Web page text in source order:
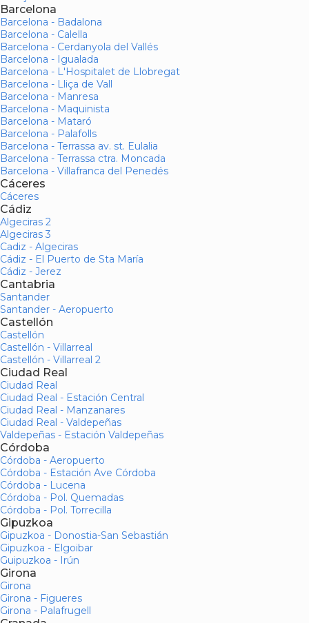
Barcelona
Barcelona - Badalona
Barcelona - Calella
Barcelona - Cerdanyola del Vallés
Barcelona - Igualada
Barcelona - L'Hospitalet de Llobregat
Barcelona - Lliça de Vall
Barcelona - Manresa
Barcelona - Maquinista
Barcelona - Mataró
Barcelona - Palafolls
Barcelona - Terrassa av. st. Eulalia
Barcelona - Terrassa ctra. Moncada
Barcelona - Villafranca del Penedés
Cáceres
Cáceres
Cádiz
Algeciras 2
Algeciras 3
Cadiz - Algeciras
Cádiz - El Puerto de Sta María
Cádiz - Jerez
Cantabria
Santander
Santander - Aeropuerto
Castellón
Castellón
Castellón - Villarreal
Castellón - Villarreal 2
Ciudad Real
Ciudad Real
Ciudad Real - Estación Central
Ciudad Real - Manzanares
Ciudad Real - Valdepeñas
Valdepeñas - Estación Valdepeñas
Córdoba
Córdoba - Aeropuerto
Córdoba - Estación Ave Córdoba
Córdoba - Lucena
Córdoba - Pol. Quemadas
Córdoba - Pol. Torrecilla
Gipuzkoa
Gipuzkoa - Donostia-San Sebastián
Gipuzkoa - Elgoibar
Guipuzkoa - Irún
Girona
Girona
Girona - Figueres
Girona - Palafrugell